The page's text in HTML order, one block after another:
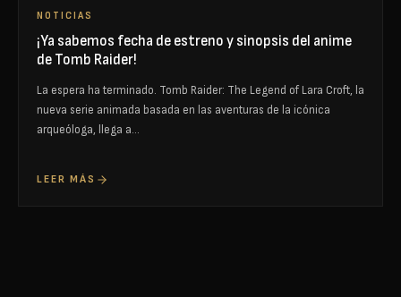
NOTICIAS
¡Ya sabemos fecha de estreno y sinopsis del anime
de Tomb Raider!
La espera ha terminado. Tomb Raider: The Legend of Lara Croft, la
nueva serie animada basada en las aventuras de la icónica
arqueóloga, llega a…
LEER MÁS